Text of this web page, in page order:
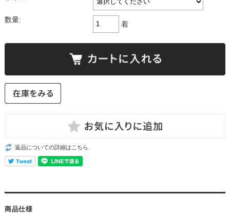
数量:
着
返品についての詳細はこちら
商品仕様